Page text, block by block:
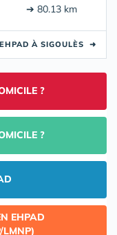
➔ 80.13 km
À SIGOULÈS ➜
?
?
EHPAD
LMNP)